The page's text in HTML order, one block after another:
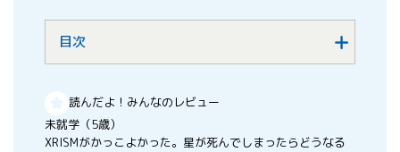
目次
読んだよ！みんなのレビュー
未就学（5歳）
XRISMがかっこよかった。星が死んでしまったらどうなる